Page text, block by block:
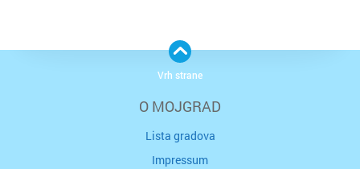
O MOJGRAD
Lista gradova
Impressum
Vrh strane